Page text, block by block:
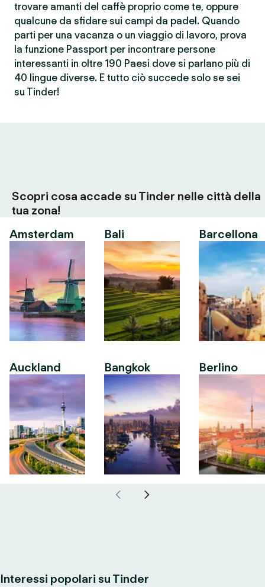
trovare amanti del caffè proprio come te, oppure
qualcunə da sfidare sui campi da padel. Quando
parti per una vacanza o un viaggio di lavoro, prova
la funzione Passport per incontrare persone
interessanti in oltre 190 Paesi dove si parlano più di
40 lingue diverse. E tutto ciò succede solo se sei
su Tinder!
Scopri cosa accade su Tinder nelle città della
tua zona!
Amsterdam
Auckland
Bali
Bangkok
Barcellona
Berlino
Interessi popolari su Tinder